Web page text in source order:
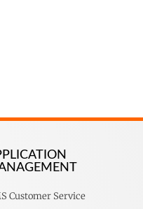
Customer Service